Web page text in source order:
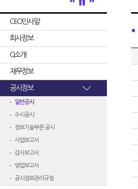
CEO인사말
회사정보
CI소개
재무정보
공시정보
일반공시
수시공시
정보기술부문 공시
사업보고서
감사보고서
영업보고서
공시정보관리규정